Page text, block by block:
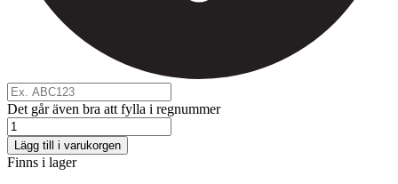
Det går även bra att fylla i regnummer
Lägg till i varukorgen
Finns i lager